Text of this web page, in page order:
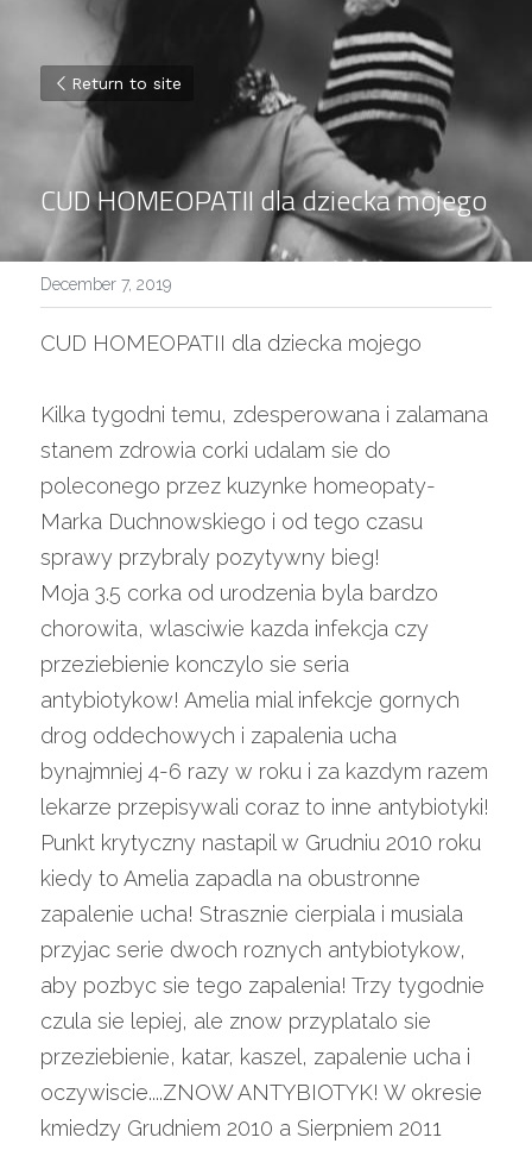
Return to site
CUD HOMEOPATII dla dziecka mojego
December 7, 2019
CUD HOMEOPATII dla dziecka mojego
Kilka tygodni temu, zdesperowana i zalamana
stanem zdrowia corki udalam sie do
poleconego przez kuzynke homeopaty-
Marka Duchnowskiego i od tego czasu
sprawy przybraly pozytywny bieg!
Moja 3.5 corka od urodzenia byla bardzo
chorowita, wlasciwie kazda infekcja czy
przeziebienie konczylo sie seria
antybiotykow! Amelia mial infekcje gornych
drog oddechowych i zapalenia ucha
bynajmniej 4-6 razy w roku i za kazdym razem
lekarze przepisywali coraz to inne antybiotyki!
Punkt krytyczny nastapil w Grudniu 2010 roku
kiedy to Amelia zapadla na obustronne
zapalenie ucha! Strasznie cierpiala i musiala
przyjac serie dwoch roznych antybiotykow,
aby pozbyc sie tego zapalenia! Trzy tygodnie
czula sie lepiej, ale znow przyplatalo sie
przeziebienie, katar, kaszel, zapalenie ucha i
oczywiscie....ZNOW ANTYBIOTYK! W okresie
kmiedzy Grudniem 2010 a Sierpniem 2011